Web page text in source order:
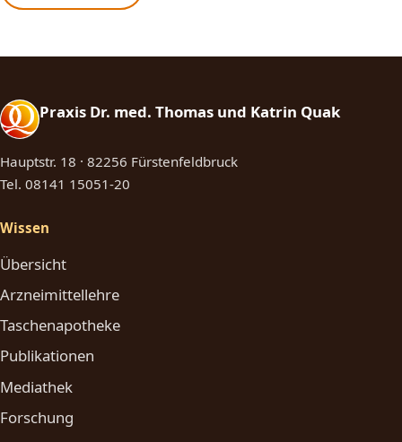
Praxis Dr. med. Thomas und Katrin Quak
Hauptstr. 18 · 82256 Fürstenfeldbruck
Tel. 08141 15051-20
Wissen
Übersicht
Arzneimittellehre
Taschenapotheke
Publikationen
Mediathek
Forschung